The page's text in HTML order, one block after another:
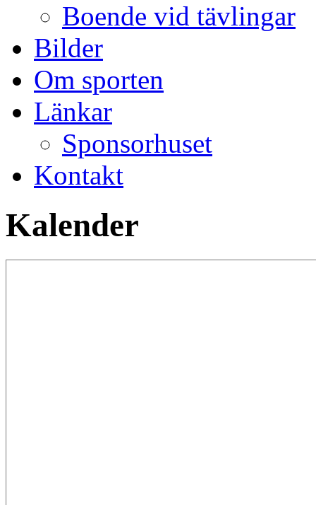
Boende vid tävlingar
Bilder
Om sporten
Länkar
Sponsorhuset
Kontakt
Kalender